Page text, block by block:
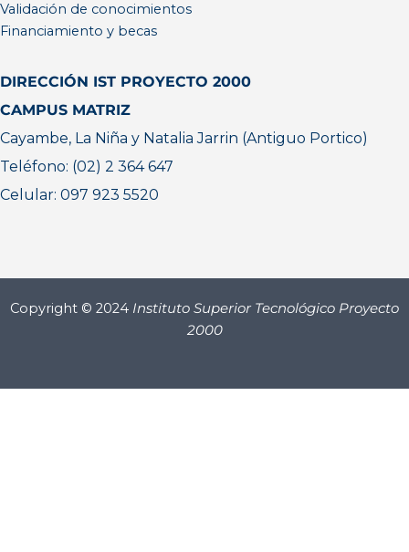
Validación de conocimientos
Financiamiento y becas
DIRECCIÓN IST PROYECTO 2000
CAMPUS MATRIZ
Cayambe, La Niña y Natalia Jarrin (Antiguo Portico)
Teléfono: (02) 2 364 647
Celular: 097 923 5520
Copyright © 2024 Instituto Superior Tecnológico Proyecto
2000